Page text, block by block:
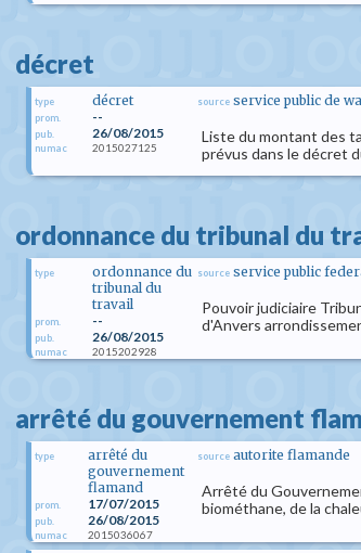
décret
type décret
prom. --
pub. 26/08/2015
numac 2015027125
source service public de
Liste du montant des
prévus dans le décret
ordonnance du tribunal du
type
ordonnance du
tribunal du
travail
prom. --
pub. 26/08/2015
numac 2015202928
source service public
Pouvoir judiciaire
d'Anvers
arrêté du gouvernement
type
arrêté du
gouvernement
flamand
prom. 17/07/2015
pub. 26/08/2015
numac 2015036067
source autorite flamande
Arrêté du
biométhane, de la